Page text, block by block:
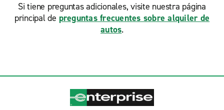
Si tiene preguntas adicionales, visite nuestra página
principal de preguntas frecuentes sobre alquiler de
autos.